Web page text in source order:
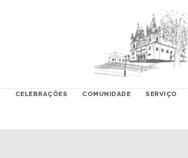
CELEBRAÇÕES COMUNIDADE SERVIÇO